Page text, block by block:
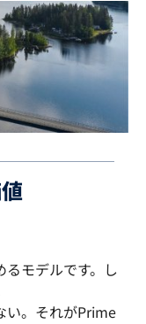
モデルです。し
い。それがPrime